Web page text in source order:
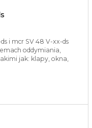
i mcr SV 48 V-xx-ds
oddymiania,
jak: klapy, okna,